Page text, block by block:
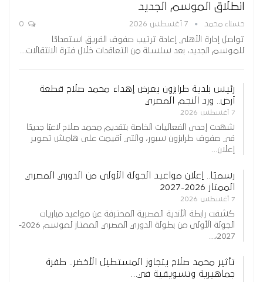
انطلاق الموسم الجديد
حسناء محمد 7 أغسطس 2026
تواصل إدارة الأهلي إعادة ترتيب صفوف الفريق استعدادًا
للموسم الجديد، بعد سلسلة من التعاقدات خلال فترة الانتقالات…
رئيس بلدية طرابزون يعرض إهداء محمد صلاح قطعة
أرض.. ورد النجم المصري
7 أغسطس 2026
شهدت إحدى الفعاليات الخاصة بتقديم محمد صلاح لاعبًا جديدًا
في صفوف طرابزون سبور، والتي أقيمت على هامش تصوير
إعلان…
رسميًا.. إعلان مواعيد الجولة الأولى من الدوري المصري
الممتاز 2026-2027
7 أغسطس 2026
كشفت رابطة الأندية المصرية المحترفة عن مواعيد مباريات
الجولة الأولى من بطولة الدوري المصري الممتاز لموسم 2026-
2027،…
تأثير محمد صلاح يتجاوز المستطيل الأخضر.. طفرة
جماهيرية وتسويقية في…